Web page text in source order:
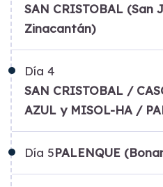
SAN CRISTOBAL (San
Zinacantán)
Día 4
SAN CRISTOBAL /
AZUL y MISOL-HA /
Día 5PALENQUE